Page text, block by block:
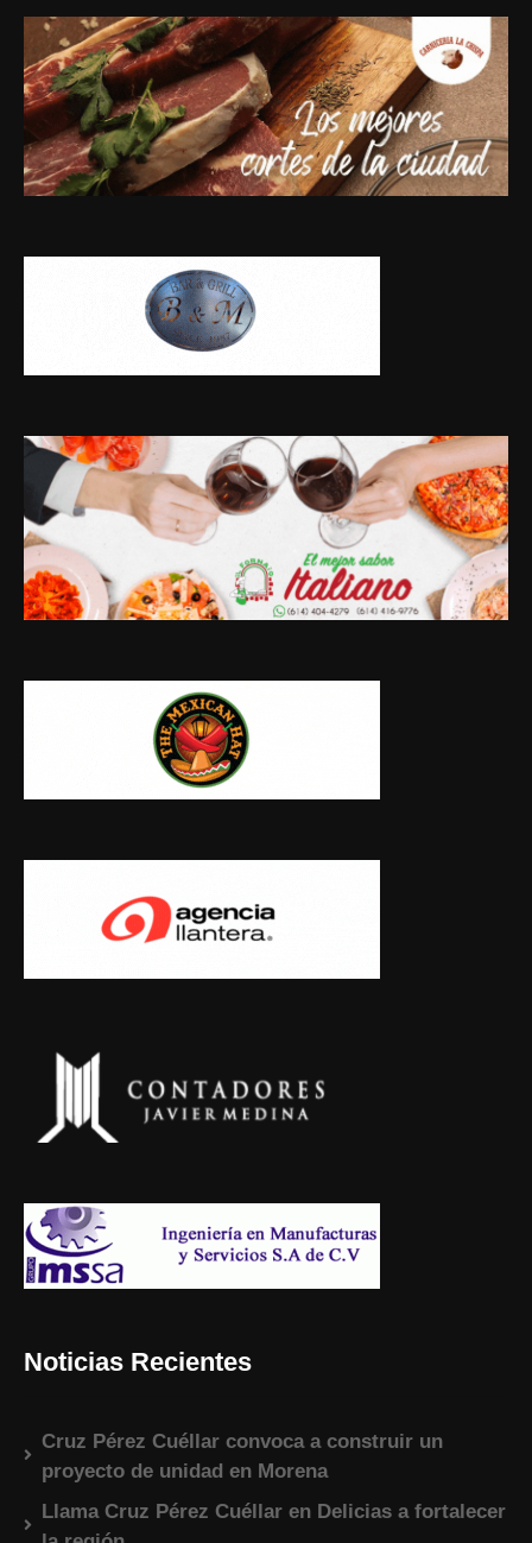
Noticias Recientes
Cruz Pérez Cuéllar convoca a construir un
proyecto de unidad en Morena
Llama Cruz Pérez Cuéllar en Delicias a fortalecer